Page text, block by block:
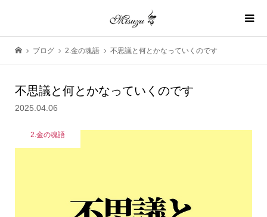
ブログ 2.金の魂語 不思議と何とかなっていくのです
不思議と何とかなっていくのです
2025.04.06
2.金の魂語